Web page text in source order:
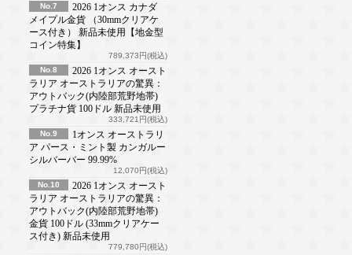
No.7
2026 1オンス カナダ
メイプル金貨 （30mmクリアケ
ース付き） 新品未使用【地金型
コイン特集】
789,373円(税込)
No.8
2026 1オンス オースト
ラリア オーストラリアの驚異：
アウトバック(内陸部荒野地帯)
プラチナ貨 100ドル 新品未使用
333,721円(税込)
No.9
1オンス オーストラリ
ア パース・ミント製 カンガルー
シルバーバー 99.99%
12,070円(税込)
No.10
2026 1オンス オースト
ラリア オーストラリアの驚異：
アウトバック(内陸部荒野地帯)
金貨 100ドル (33mmクリアケー
ス付き) 新品未使用
779,780円(税込)